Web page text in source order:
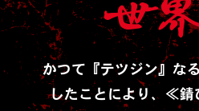
世
かつて『テツジン』な
したことにより、≪